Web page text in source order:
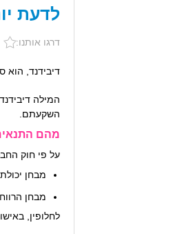
לדעת
דרגו אותנו:
דיבידנד, הוא
השקעתם.
מהם
על פי חוק
מבחן
מבחן
לחלופין,